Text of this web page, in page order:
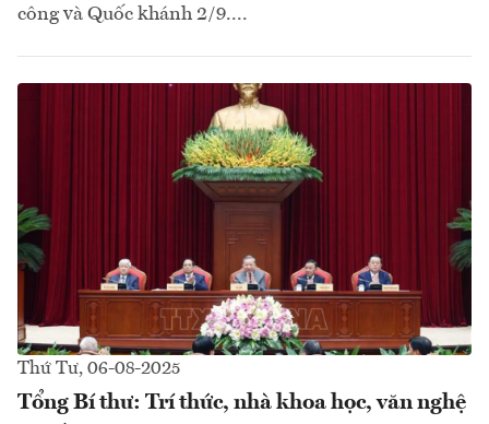
công và Quốc khánh 2/9....
Thứ Tư, 06-08-2025
Tổng Bí thư: Trí thức, nhà khoa học, văn nghệ